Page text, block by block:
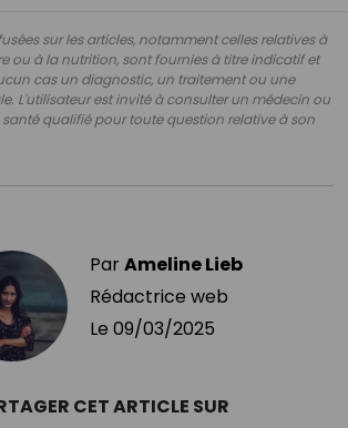
sur les articles, notamment celles relatives à
ou à la nutrition, sont fournies à titre indicatif et
cas un diagnostic, un traitement ou une
L'utilisateur est invité à consulter un médecin ou
qualifié pour toute question relative à son
ParAmeline Lieb
Rédactrice web
Le 09/03/2025
CET ARTICLE SUR